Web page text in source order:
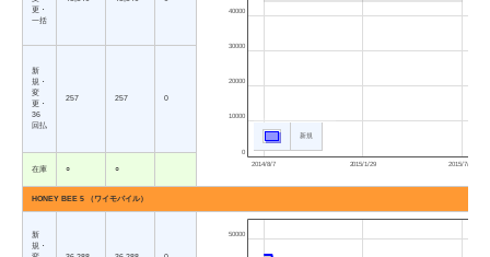
更・
一括
2014/8/7 2015/1/29 2015/7/23
0
10000
20000
30000
40000
新規
新
規・
変
更・
36
回払
257 257 0
在庫 ○ ○
HONEY BEE 5 （ワイモバイル）
新
規・
50000